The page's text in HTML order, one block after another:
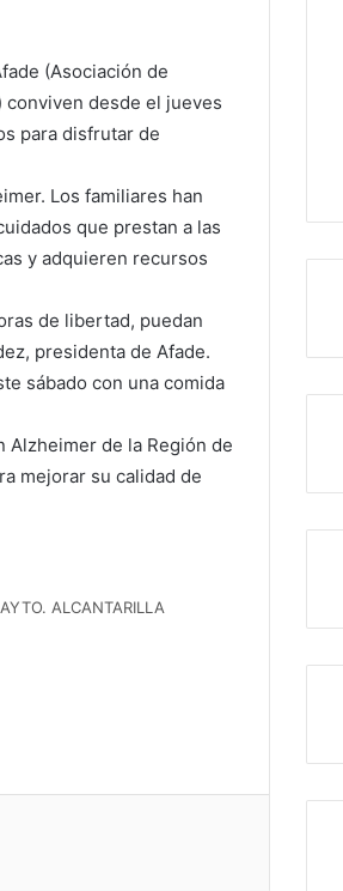
(Asociación de
conviven desde el jueves
para disfrutar de
Los familiares han
que prestan a las
y adquieren recursos
de libertad, puedan
presidenta de Afade.
sábado con una comida
Alzheimer de la Región de
mejorar su calidad de
ALCANTARILLA